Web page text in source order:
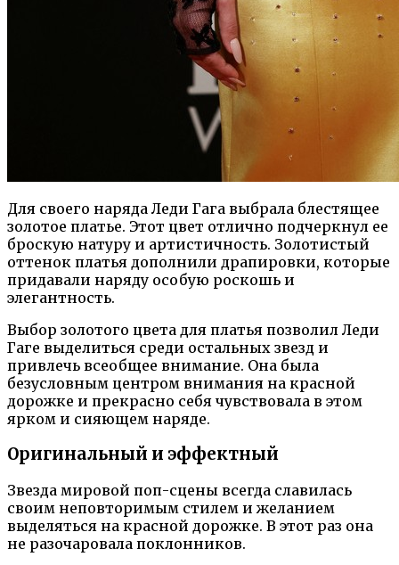
Для своего наряда Леди Гага выбрала блестящее
золотое платье. Этот цвет отлично подчеркнул ее
броскую натуру и артистичность. Золотистый
оттенок платья дополнили драпировки, которые
придавали наряду особую роскошь и
элегантность.
Выбор золотого цвета для платья позволил Леди
Гаге выделиться среди остальных звезд и
привлечь всеобщее внимание. Она была
безусловным центром внимания на красной
дорожке и прекрасно себя чувствовала в этом
ярком и сияющем наряде.
Оригинальный и эффектный
Звезда мировой поп-сцены всегда славилась
своим неповторимым стилем и желанием
выделяться на красной дорожке. В этот раз она
не разочаровала поклонников.